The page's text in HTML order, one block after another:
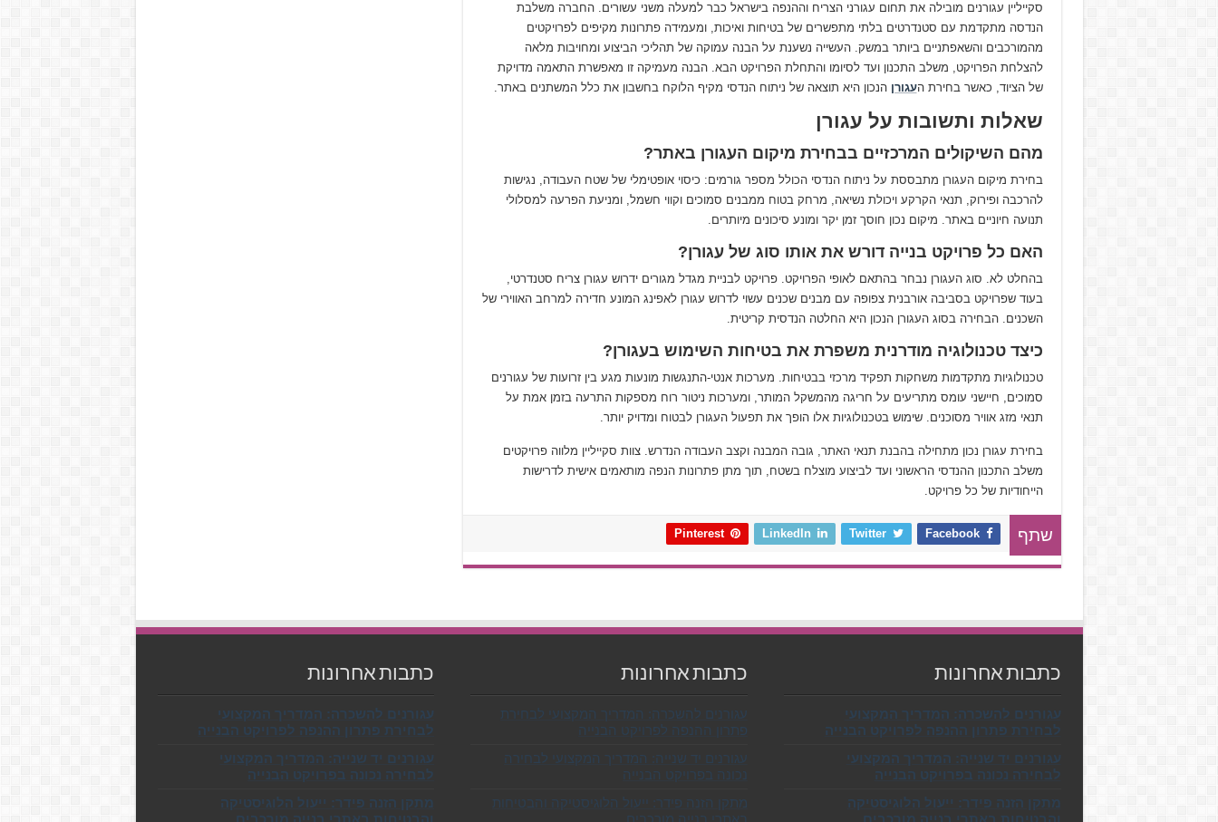
סקייליין עגורנים מובילה את תחום עגורני הצריח וההנפה בישראל כבר למעלה משני עשורים. החברה משלבת
הנדסה מתקדמת עם סטנדרטים בלתי מתפשרים של בטיחות ואיכות, ומעמידה פתרונות מקיפים לפרויקטים
מהמורכבים והשאפתניים ביותר במשק. העשייה נשענת על הבנה עמוקה של תהליכי הביצוע ומחויבות מלאה
להצלחת הפרויקט, משלב התכנון ועד לסיומו והתחלת הפרויקט הבא. הבנה מעמיקה זו מאפשרת התאמה מדויקת
של הציוד, כאשר בחירת העגורן הנכון היא תוצאה של ניתוח הנדסי מקיף הלוקח בחשבון את כלל המשתנים באתר.
שאלות ותשובות על עגורן
מהם השיקולים המרכזיים בבחירת מיקום העגורן באתר?
בחירת מיקום העגורן מתבססת על ניתוח הנדסי הכולל מספר גורמים: כיסוי אופטימלי של שטח העבודה, נגישות
להרכבה ופירוק, תנאי הקרקע ויכולת נשיאה, מרחק בטוח ממבנים סמוכים וקווי חשמל, ומניעת הפרעה למסלולי
תנועה חיוניים באתר. מיקום נכון חוסך זמן יקר ומונע סיכונים מיותרים.
האם כל פרויקט בנייה דורש את אותו סוג של עגורן?
בהחלט לא. סוג העגורן נבחר בהתאם לאופי הפרויקט. פרויקט לבניית מגדל מגורים ידרוש עגורן צריח סטנדרטי,
בעוד שפרויקט בסביבה אורבנית צפופה עם מבנים שכנים עשוי לדרוש עגורן לאפינג המונע חדירה למרחב האווירי של
השכנים. הבחירה בסוג העגורן הנכון היא החלטה הנדסית קריטית.
כיצד טכנולוגיה מודרנית משפרת את בטיחות השימוש בעגורן?
טכנולוגיות מתקדמות משחקות תפקיד מרכזי בבטיחות. מערכות אנטי-התנגשות מונעות מגע בין זרועות של עגורנים
סמוכים, חיישני עומס מתריעים על חריגה מהמשקל המותר, ומערכות ניטור רוח מספקות התרעה בזמן אמת על
תנאי מזג אוויר מסוכנים. שימוש בטכנולוגיות אלו הופך את תפעול העגורן לבטוח ומדויק יותר.
בחירת עגורן נכון מתחילה בהבנת תנאי האתר, גובה המבנה וקצב העבודה הנדרש. צוות סקייליין מלווה פרויקטים
משלב התכנון ההנדסי הראשוני ועד לביצוע מוצלח בשטח, תוך מתן פתרונות הנפה מותאמים אישית לדרישות
הייחודיות של כל פרויקט.
שתף Facebook
Twitter
LinkedIn
Pinterest
כתבות אחרונות
עגורנים להשכרה: המדריך המקצועי
לבחירת פתרון ההנפה לפרויקט הבנייה
עגורנים יד שנייה: המדריך המקצועי
לבחירה נכונה בפרויקט הבנייה
מתקן הזנה פידר: ייעול הלוגיסטיקה
והבטיחות באתרי בנייה מורכבים
כתבות אחרונות
עגורנים להשכרה: המדריך המקצועי לבחירת
פתרון ההנפה לפרויקט הבנייה
עגורנים יד שנייה: המדריך המקצועי לבחירה
נכונה בפרויקט הבנייה
מתקן הזנה פידר: ייעול הלוגיסטיקה והבטיחות
באתרי בנייה מורכבים
כתבות אחרונות
עגורנים להשכרה: המדריך המקצועי
לבחירת פתרון ההנפה לפרויקט הבנייה
עגורנים יד שנייה: המדריך המקצועי
לבחירה נכונה בפרויקט הבנייה
מתקן הזנה פידר: ייעול הלוגיסטיקה
והבטיחות באתרי בנייה מורכבים